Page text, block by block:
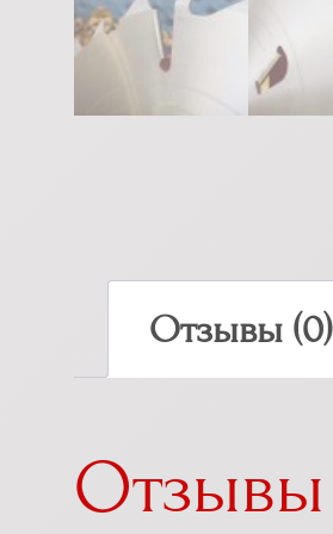
Отзывы (0)
Отзывы